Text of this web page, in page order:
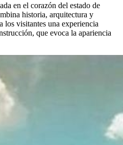
en el corazón del estado de
historia, arquitectura y
los visitantes una experiencia
que evoca la apariencia